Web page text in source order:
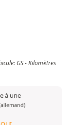
GS - Kilomètres
à une